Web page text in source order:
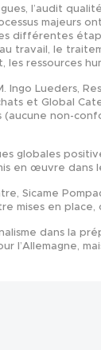
l’audit
majeurs
différentes
travail, le
ressources
Ingo Lueders,
et Global
non-
globales
en œuvre dans
Sicame
mises en place,
dans la
l’Allemagne,